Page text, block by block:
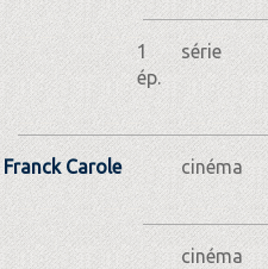
1
ép.
série
Franck Carole cinéma
cinéma